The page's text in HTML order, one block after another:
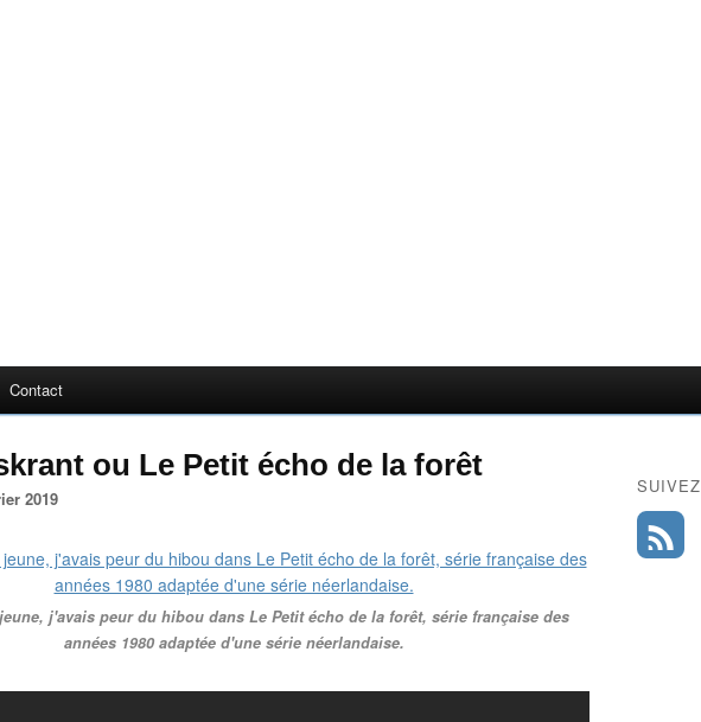
Contact
ou Le Petit écho de la forêt
2019
j'avais peur du hibou dans Le Petit écho de la forêt, série française des
années 1980 adaptée d'une série néerlandaise.